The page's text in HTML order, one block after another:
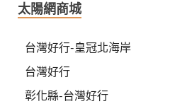
太陽網商城
台灣好行-皇冠北海岸
台灣好行
彰化縣-台灣好行